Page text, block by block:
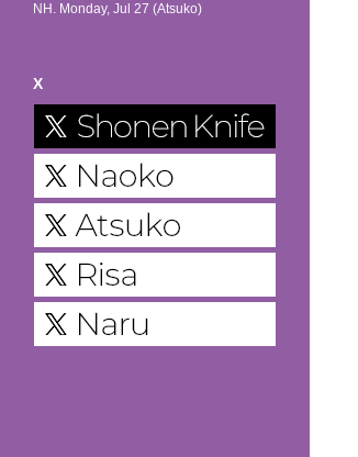
NH. Monday, Jul 27 (Atsuko)
X